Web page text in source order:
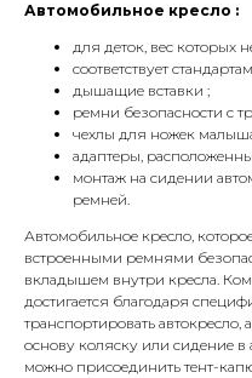
Автомобильное кресло :
для деток, вес которых
соответствует
дышащие вставки ;
ремни безопасности с
чехлы для ножек
адаптеры,
монтаж на сидении
ремней.
Автомобильное кресло,
встроенными ремнями
вкладышем внутри кресла.
достигается благодаря
транспортировать автокресло,
основу коляску или сидение в
можно присоединить тент-